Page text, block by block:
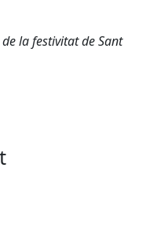
la festivitat de Sant